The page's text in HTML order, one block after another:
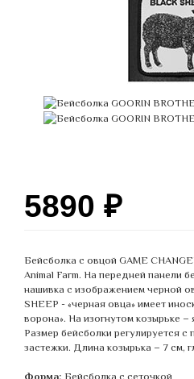
5890 ₽
Бейсболка с овцой GAME
Animal Farm. На передней панели
нашивка с изображением черной
SHEEP - «черная овца» имеет
ворона». На изогнутом козырьке
Размер бейсболки регулируется
застежки. Длина козырька – 7 см,
Форма: Бейсболка с сеточкой